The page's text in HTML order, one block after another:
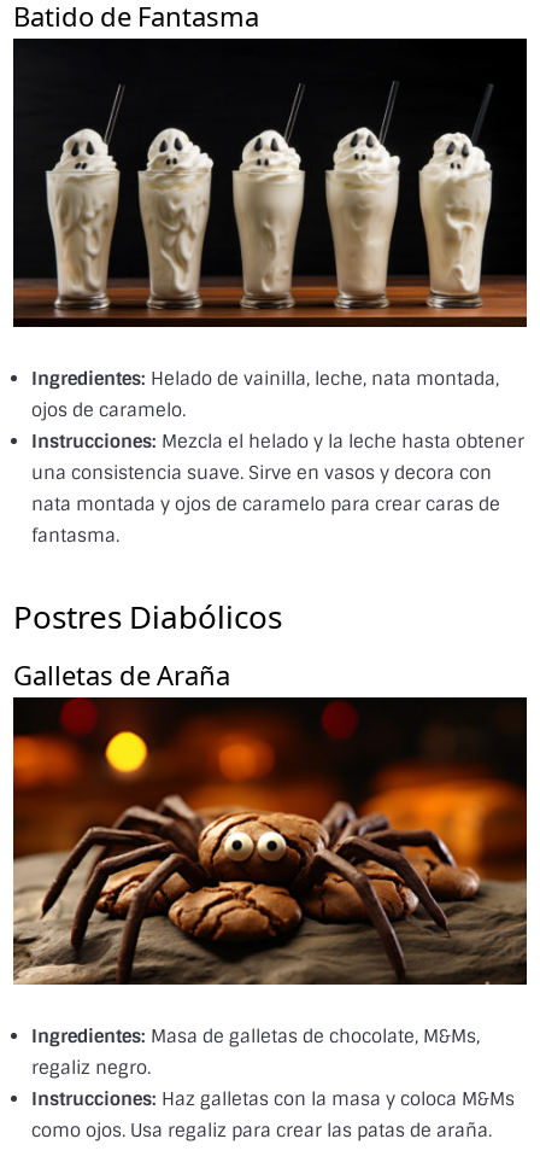
Batido de Fantasma
Ingredientes: Helado de vainilla, leche, nata montada,
ojos de caramelo.
Instrucciones: Mezcla el helado y la leche hasta obtener
una consistencia suave. Sirve en vasos y decora con
nata montada y ojos de caramelo para crear caras de
fantasma.
Postres Diabólicos
Galletas de Araña
Ingredientes: Masa de galletas de chocolate, M&Ms,
regaliz negro.
Instrucciones: Haz galletas con la masa y coloca M&Ms
como ojos. Usa regaliz para crear las patas de araña.